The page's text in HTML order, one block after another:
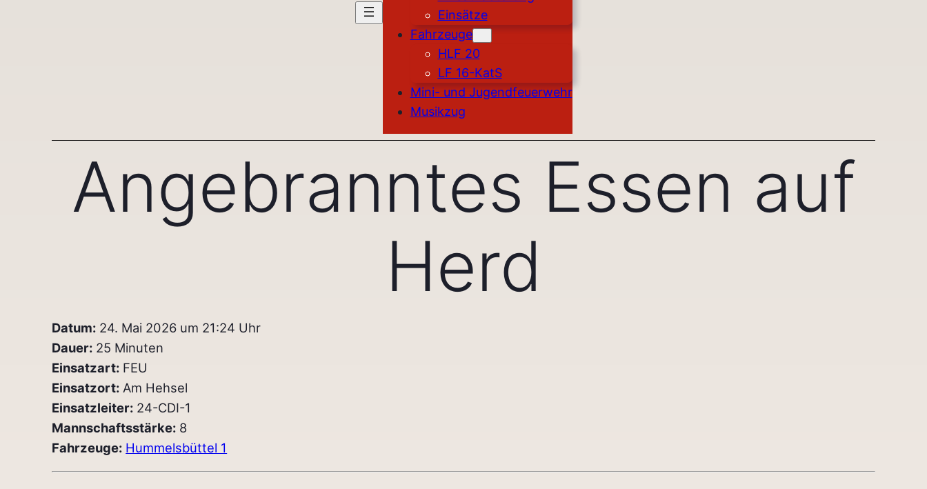
Einsätze
Fahrzeuge
HLF 20
LF 16-KatS
Mini- und Jugendfeuerwehr
Musikzug
Angebranntes Essen auf
Herd
Datum: 24. Mai 2026 um 21:24 Uhr
Dauer: 25 Minuten
Einsatzart: FEU
Einsatzort: Am Hehsel
Einsatzleiter: 24-CDI-1
Mannschaftsstärke: 8
Fahrzeuge: Hummelsbüttel 1